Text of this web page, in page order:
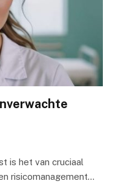
is het van cruciaal
risicomanagement…